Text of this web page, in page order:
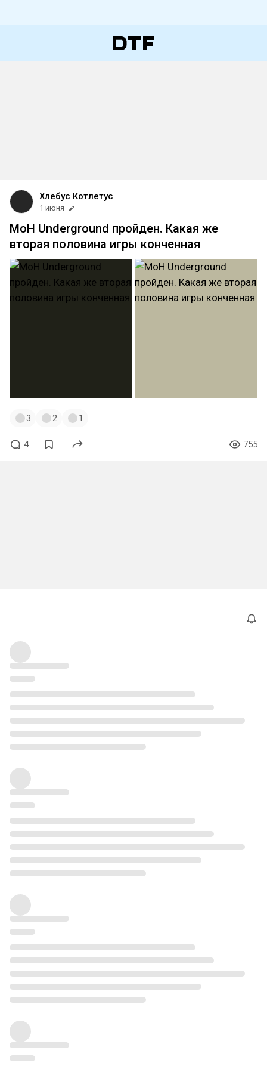
Хлебус Котлетус
1 июня
MoH Underground пройден. Какая же
вторая половина игры конченная
3 2 1
4 755